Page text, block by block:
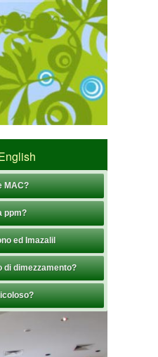
MAC?
ppm?
ed Imazalil
di dimezzamento?